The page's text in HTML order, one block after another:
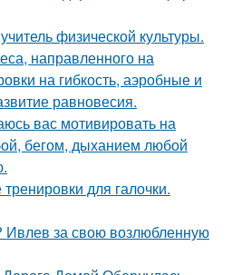
физической культуры.
направленного на
на гибкость, аэробные и
равновесия.
вас мотивировать на
бегом, дыханием любой
для галочки.
Ивлев за свою возлюбленную